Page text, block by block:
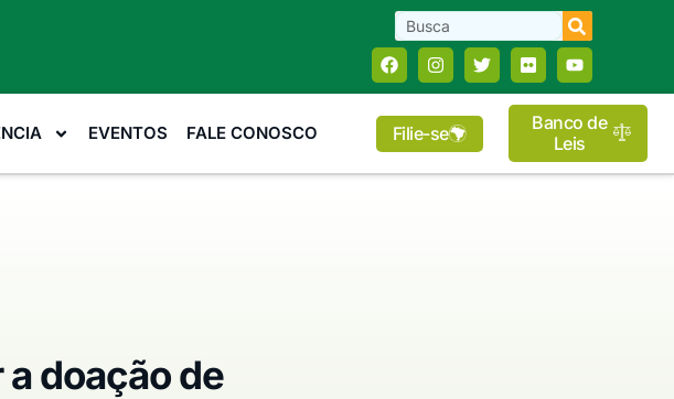
EVENTOS FALE CONOSCO Filie-se
Banco de
Leis
doação de